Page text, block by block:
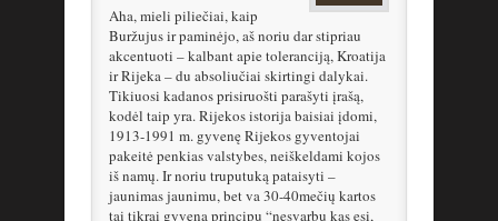
Aha, mieli piliečiai, kaip
Buržujus ir paminėjo, aš noriu dar stipriau
akcentuoti – kalbant apie toleranciją, Kroatija
ir Rijeka – du absoliučiai skirtingi dalykai.
Tikiuosi kadanos prisiruošti parašyti įrašą,
kodėl taip yra. Rijekos istorija baisiai įdomi,
1913-1991 m. gyvenę Rijekos gyventojai
pakeitė penkias valstybes, neiškeldami kojos
iš namų. Ir noriu truputuką pataisyti –
jaunimas jaunimu, bet va 30-40mečių kartos
tai tikrai gyvena principu “nesvarbu kas esi,